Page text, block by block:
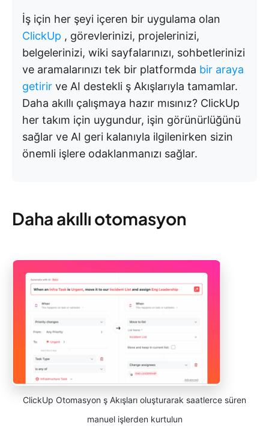
İş için her şeyi içeren bir uygulama olan
ClickUp , görevlerinizi, projelerinizi,
belgelerinizi, wiki sayfalarınızı, sohbetlerinizi
ve aramalarınızı tek bir platformda bir araya
getirir ve AI destekli ş Akışlarıyla tamamlar.
Daha akıllı çalışmaya hazır mısınız? ClickUp
her takım için uygundur, işin görünürlüğünü
sağlar ve AI geri kalanıyla ilgilenirken sizin
önemli işlere odaklanmanızı sağlar.
Daha akıllı otomasyon
ClickUp Otomasyon ş Akışları oluşturarak saatlerce süren
manuel işlerden kurtulun